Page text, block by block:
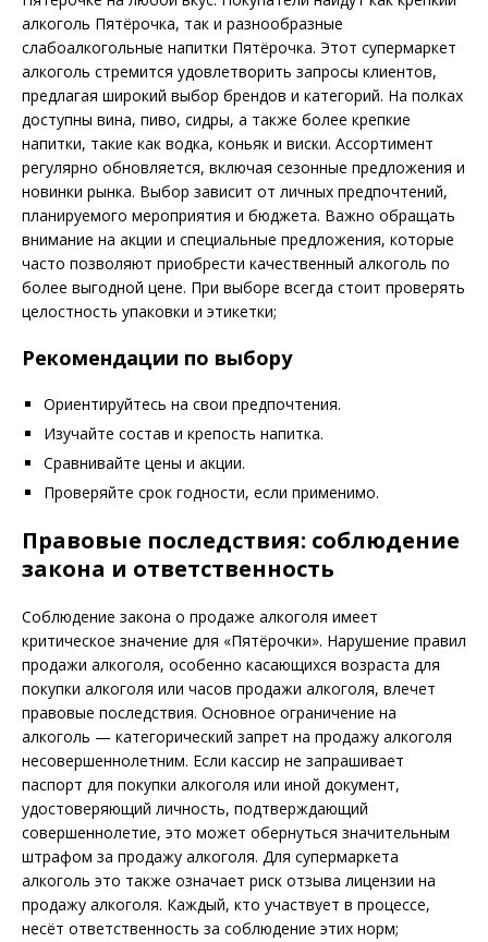
алкоголь Пятёрочка, так и разнообразные
слабоалкогольные напитки Пятёрочка. Этот супермаркет
алкоголь стремится удовлетворить запросы клиентов,
предлагая широкий выбор брендов и категорий. На полках
доступны вина, пиво, сидры, а также более крепкие
напитки, такие как водка, коньяк и виски. Ассортимент
регулярно обновляется, включая сезонные предложения и
новинки рынка. Выбор зависит от личных предпочтений,
планируемого мероприятия и бюджета. Важно обращать
внимание на акции и специальные предложения, которые
часто позволяют приобрести качественный алкоголь по
более выгодной цене. При выборе всегда стоит проверять
целостность упаковки и этикетки;
Рекомендации по выбору
Ориентируйтесь на свои предпочтения.
Изучайте состав и крепость напитка.
Сравнивайте цены и акции.
Проверяйте срок годности, если применимо.
Правовые последствия: соблюдение
закона и ответственность
Соблюдение закона о продаже алкоголя имеет
критическое значение для «Пятёрочки». Нарушение правил
продажи алкоголя, особенно касающихся возраста для
покупки алкоголя или часов продажи алкоголя, влечет
правовые последствия. Основное ограничение на
алкоголь — категорический запрет на продажу алкоголя
несовершеннолетним. Если кассир не запрашивает
паспорт для покупки алкоголя или иной документ,
удостоверяющий личность, подтверждающий
совершеннолетие, это может обернуться значительным
штрафом за продажу алкоголя. Для супермаркета
алкоголь это также означает риск отзыва лицензии на
продажу алкоголя. Каждый, кто участвует в процессе,
несёт ответственность за соблюдение этих норм;